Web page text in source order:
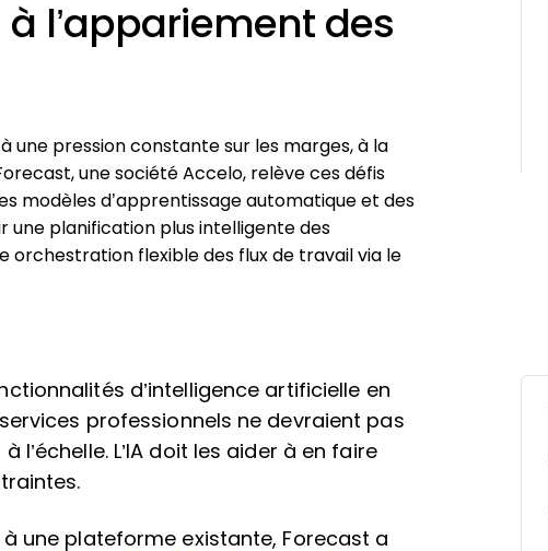
l’appariement des
une pression constante sur les marges, à la
une société Accelo, relève ces défis
modèles d’apprentissage automatique et des
une planification plus intelligente des
orchestration flexible des flux de travail via le
d’intelligence artificielle en
professionnels ne devraient pas
L’IA doit les aider à en faire
une plateforme existante, Forecast a